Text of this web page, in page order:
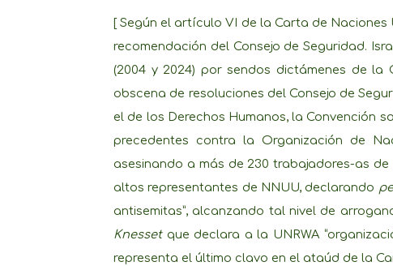
[ Según el artículo VI de la Carta de
recomendación del Consejo de Seguridad.
(2004 y 2024) por sendos dictámenes de
obscena de resoluciones del Consejo de
el de los Derechos Humanos, la Convención
precedentes contra la Organización de
asesinando a más de 230 trabajadores-as
altos representantes de NNUU, declarando
antisemitas”, alcanzando tal nivel de
Knesset que declara a la UNRWA
representa el último clavo en el ataúd de la